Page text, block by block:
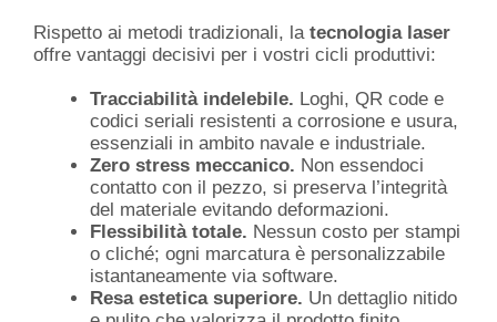
Rispetto ai metodi tradizionali, la tecnologia laser
offre vantaggi decisivi per i vostri cicli produttivi:
Tracciabilità indelebile. Loghi, QR code e
codici seriali resistenti a corrosione e usura,
essenziali in ambito navale e industriale.
Zero stress meccanico. Non essendoci
contatto con il pezzo, si preserva l’integrità
del materiale evitando deformazioni.
Flessibilità totale. Nessun costo per stampi
o cliché; ogni marcatura è personalizzabile
istantaneamente via software.
Resa estetica superiore. Un dettaglio nitido